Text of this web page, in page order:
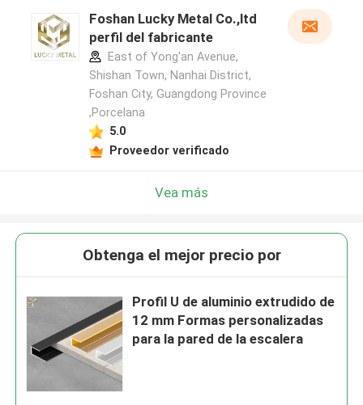
Foshan Lucky Metal Co.,ltd
perfil del fabricante
East of Yong'an Avenue,
Shishan Town, Nanhai District,
Foshan City, Guangdong Province
,Porcelana
5.0
Proveedor verificado
Vea más
Obtenga el mejor precio por
Profil U de aluminio extrudido de
12 mm Formas personalizadas
para la pared de la escalera